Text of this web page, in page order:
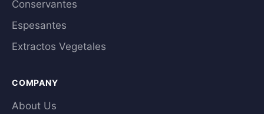
Conservantes
Espesantes
Extractos Vegetales
COMPANY
About Us